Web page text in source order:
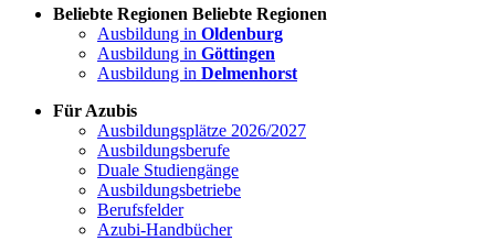
Beliebte Regionen Beliebte Regionen
Ausbildung in Oldenburg
Ausbildung in Göttingen
Ausbildung in Delmenhorst
Für Azubis
Ausbildungsplätze 2026/2027
Ausbildungsberufe
Duale Studiengänge
Ausbildungsbetriebe
Berufsfelder
Azubi-Handbücher